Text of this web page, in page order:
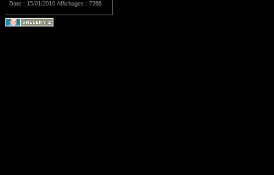
Date : 15/01/2010 Affichages : 7266